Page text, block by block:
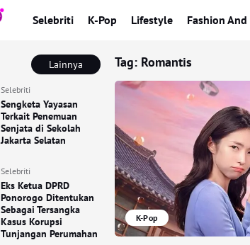
Selebriti K-Pop Lifestyle Fashion
Lainnya
Selebriti
Sengketa Yayasan
Terkait Penemuan
Senjata di Sekolah
Jakarta Selatan
Selebriti
Eks Ketua DPRD
Ponorogo Ditentukan
Sebagai Tersangka
Kasus Korupsi
Tunjangan Perumahan
Tag: Romantis
K-Pop